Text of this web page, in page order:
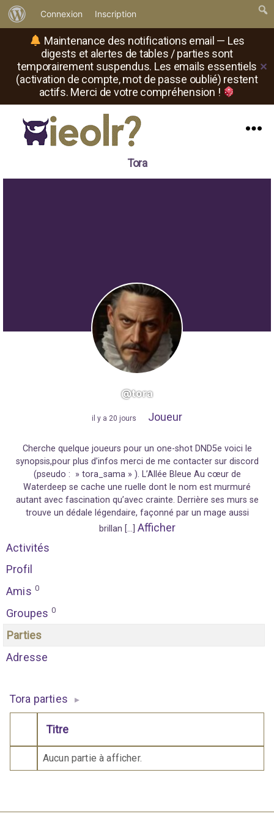
Maintenance des notifications email — Les
digests et alertes de tables / parties sont
temporairement suspendus. Les emails essentiels
(activation de compte, mot de passe oublié) restent
actifs. Merci de votre compréhension !
✕
propos
de
WordPress
Connexion Inscription
où
Tora
@tora
il y a 20 jours Joueur
Cherche quelque joueurs pour un one-shot DND5e voici le
synopsis,pour plus d’infos merci de me contacter sur discord
(pseudo : » tora_sama » ). L’Allée Bleue Au cœur de
Waterdeep se cache une ruelle dont le nom est murmuré
autant avec fascination qu’avec crainte. Derrière ses murs se
trouve un dédale légendaire, façonné par un mage aussi
brillan […] Afficher
Activités
Profil
Amis 0
Groupes 0
Parties
Adresse
Tora parties ▸
Comporte des pièces jointes
Titre
Aucun partie à afficher.